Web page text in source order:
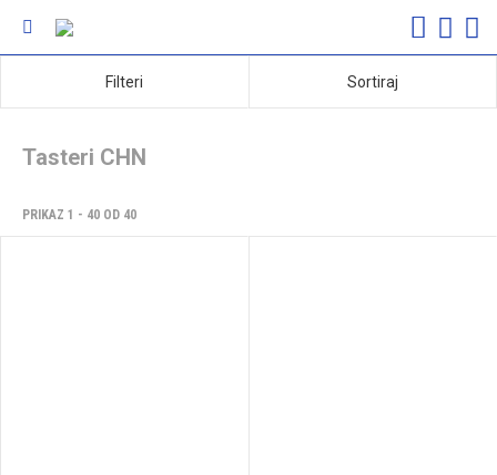
Filteri Sortiraj
Tasteri CHN
PRIKAZ 1 - 40 OD 40